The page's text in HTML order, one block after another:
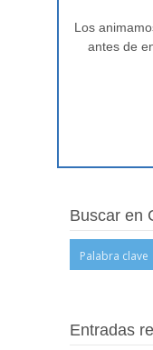
Los
antes de
Buscar en
Entradas